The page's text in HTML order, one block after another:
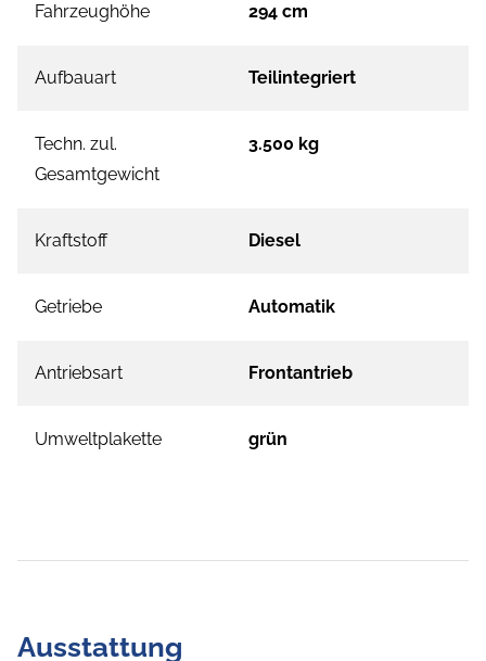
Fahrzeughöhe 294 cm
Aufbauart Teilintegriert
Techn. zul.
Gesamtgewicht
3.500 kg
Kraftstoff Diesel
Getriebe Automatik
Antriebsart Frontantrieb
Umweltplakette grün
Ausstattung